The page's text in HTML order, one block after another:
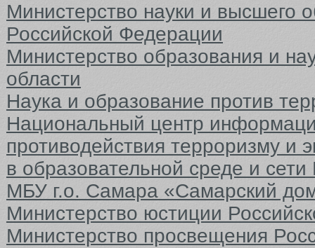
Министерство науки и высшего
Российской Федерации
Министерство образования и
области
Наука и образование против
Национальный центр
противодействия терроризму и
в образовательной среде и сети
МБУ г.о. Самара «Самарский
Министерство юстиции
Министерство просвещения